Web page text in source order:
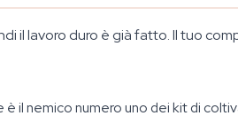
il lavoro duro è già fatto. Il tuo
il nemico numero uno dei kit di